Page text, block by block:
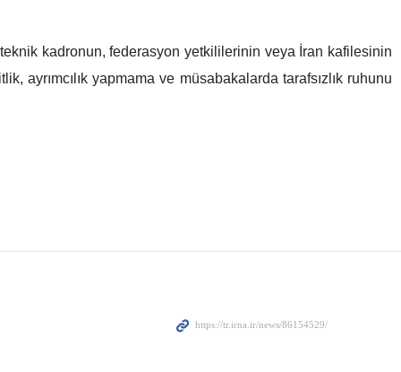
teknik kadronun, federasyon yetkililerinin veya İran kafilesinin
yapmama ve müsabakalarda tarafsızlık ruhunu